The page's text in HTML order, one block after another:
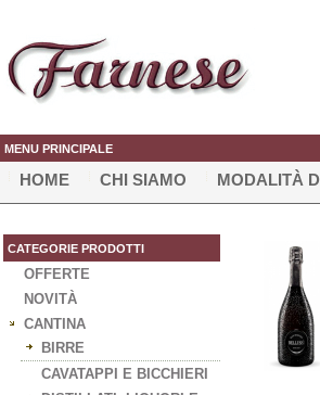
MENU PRINCIPALE
HOME CHI SIAMO MODALITÀ
CATEGORIE PRODOTTI
OFFERTE
NOVITÀ
CANTINA
BIRRE
CAVATAPPI E BICCHIERI